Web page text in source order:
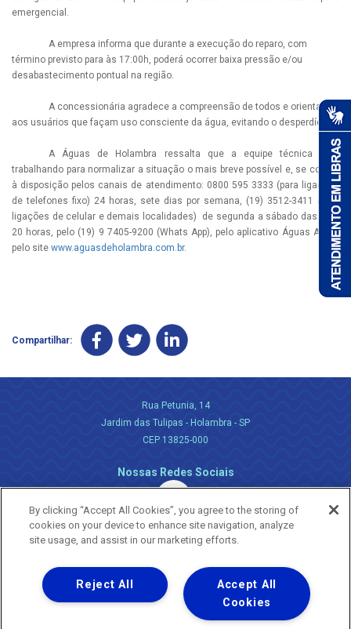
emergencial.
A empresa informa que durante a execução do reparo, com
término previsto para às 17:00h, poderá ocorrer baixa pressão e/ou
desabastecimento pontual na região.
A concessionária agradece a compreensão de todos e orienta
aos usuários que façam uso consciente da água, evitando o desperdício.
A Águas de Holambra ressalta que a equipe técnica está
trabalhando para normalizar a situação o mais breve possível e, se coloca
à disposição pelos canais de atendimento: 0800 595 3333 (para ligações
de telefones fixo) 24 horas, sete dias por semana, (19) 3512-3411 (para
ligações de celular e demais localidades) de segunda a sábado das 8 às
20 horas, pelo (19) 9 7405-9200 (Whats App), pelo aplicativo Águas APP e
pelo site www.aguasdeholambra.com.br.
Compartilhar:
Rua Petunia, 14
Jardim das Tulipas - Holambra - SP
CEP 13825-000
Nossas Redes Sociais
Uma empresa
Copyright ® 2026 - Todos os Direitos Reservados.
Nossa natureza movimenta a vida
By clicking “Accept All Cookies”, you agree to the storing of
cookies on your device to enhance site navigation, analyze
site usage, and assist in our marketing efforts.
Accept All
Cookies
Reject All